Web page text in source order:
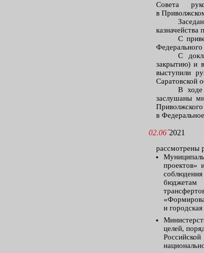
Совета
в
С
С
закрытию) и
выступили
Саратовской
В ходе
заслушаны
в
02.06´2021
рассмотрены
проектов»
бюджетам
и
целей,